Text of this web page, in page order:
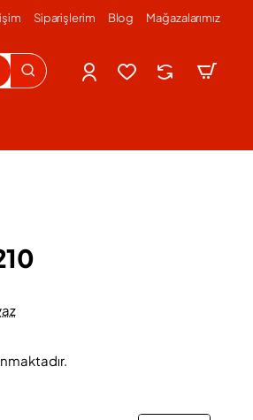
Siparişlerim Blog Mağazalarımız